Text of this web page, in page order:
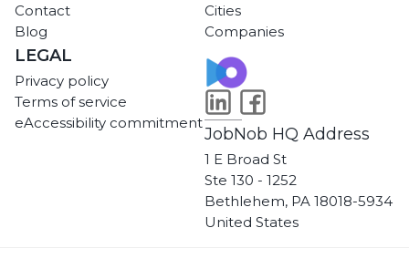
Contact
Blog
Cities
Companies
LEGAL
Privacy policy
Terms of service
eAccessibility commitment
JobNob HQ Address
1 E Broad St
Ste 130 - 1252
Bethlehem, PA 18018-5934
United States